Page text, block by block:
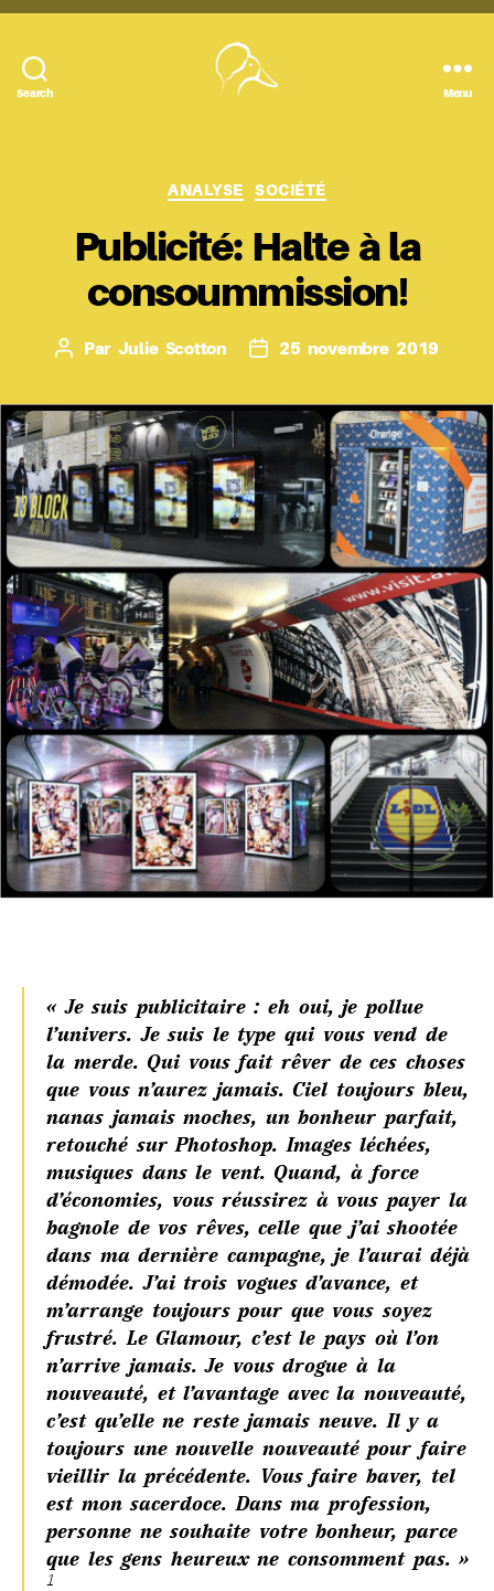
Search Menu
Catégories
ANALYSE SOCIÉTÉ
Publicité: Halte à la
consoummission!
Auteur
Par Julie Scotton
Date25 novembre 2019
« Je suis publicitaire : eh oui, je pollue
l’univers. Je suis le type qui vous vend de
la merde. Qui vous fait rêver de ces choses
que vous n’aurez jamais. Ciel toujours bleu,
nanas jamais moches, un bonheur parfait,
retouché sur Photoshop. Images léchées,
musiques dans le vent. Quand, à force
d’économies, vous réussirez à vous payer la
bagnole de vos rêves, celle que j’ai shootée
dans ma dernière campagne, je l’aurai déjà
démodée. J’ai trois vogues d’avance, et
m’arrange toujours pour que vous soyez
frustré. Le Glamour, c’est le pays où l’on
n’arrive jamais. Je vous drogue à la
nouveauté, et l’avantage avec la nouveauté,
c’est qu’elle ne reste jamais neuve. Il y a
toujours une nouvelle nouveauté pour faire
vieillir la précédente. Vous faire baver, tel
est mon sacerdoce. Dans ma profession,
personne ne souhaite votre bonheur, parce
que les gens heureux ne consomment pas. »
1